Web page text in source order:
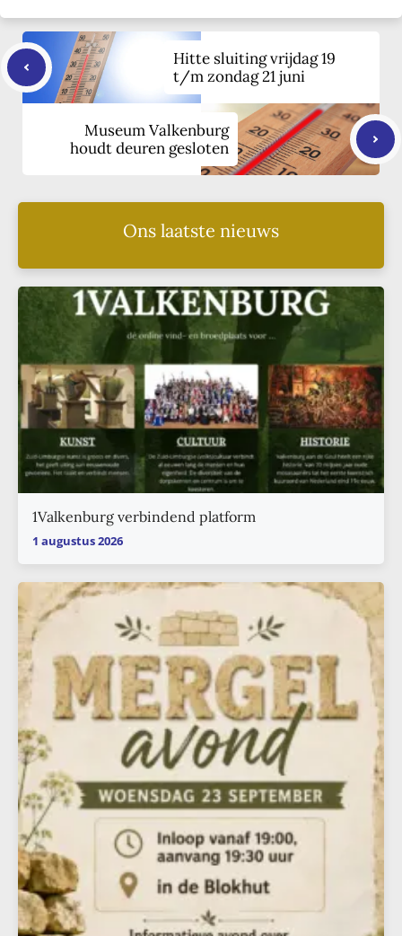
Hitte sluiting vrijdag 19
t/m zondag 21 juni
Museum Valkenburg
houdt deuren gesloten
Ons laatste nieuws
1Valkenburg verbindend platform
1 augustus 2026